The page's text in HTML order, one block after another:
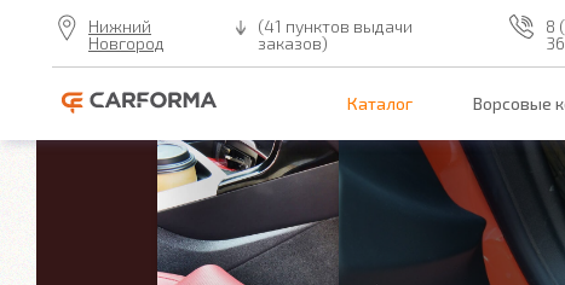
Нижний
Новгород
(41 пунктов выдачи
заказов)
8
36
Каталог Ворсовые